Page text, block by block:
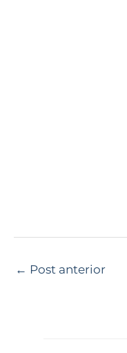
← Post anterior